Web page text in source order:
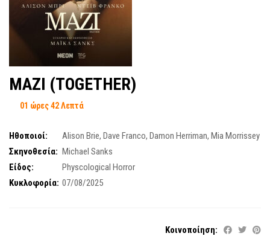
MAZI (TOGETHER)
01 ώρες 42 Λεπτά
Ηθοποιοί: Alison Brie, Dave Franco, Damon Herriman, Mia Morrissey
Σκηνοθεσία: Michael Sanks
Είδος:
Physcological Horror
Κυκλοφορία: 07/08/2025
Κοινοποίηση: